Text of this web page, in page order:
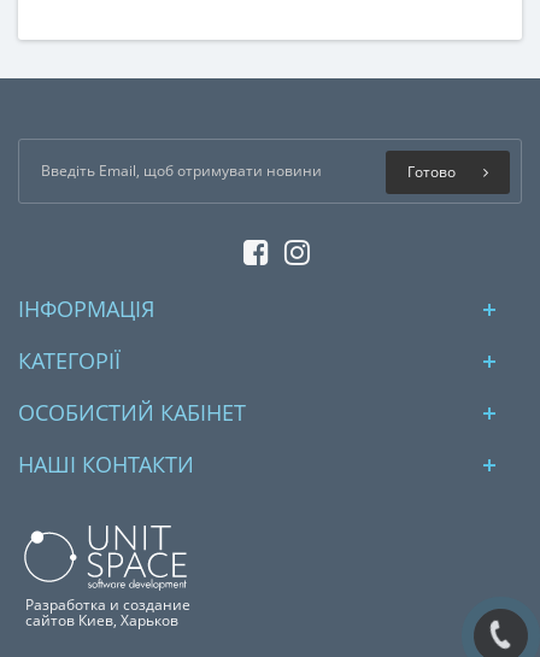
Готово
ІНФОРМАЦІЯ
КАТЕГОРІЇ
ОСОБИСТИЙ КАБІНЕТ
НАШІ КОНТАКТИ
Разработка и создание
сайтов Киев, Харьков